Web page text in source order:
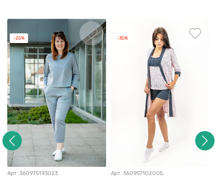
-25%
Арт: 360975193023
-35%
Арт: 360957102005